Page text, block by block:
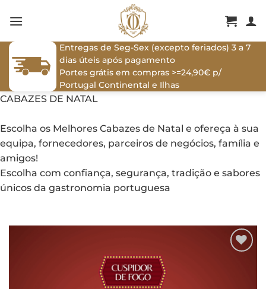
Entregas de Seg-Sex (excepto feriados) 3 a 7
dias úteis após pagamento
Portes grátis em compras >=24,90€ p/
Portugal Continental e Ilhas
CABAZES DE NATAL
Escolha os Melhores Cabazes de Natal e ofereça à sua
equipa, fornecedores, parceiros de negócios, família e
amigos!
Escolha com confiança, segurança, tradição e sabores
únicos da gastronomia portuguesa